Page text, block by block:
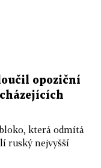
opoziční
která odmítá
ruský nejvyšší